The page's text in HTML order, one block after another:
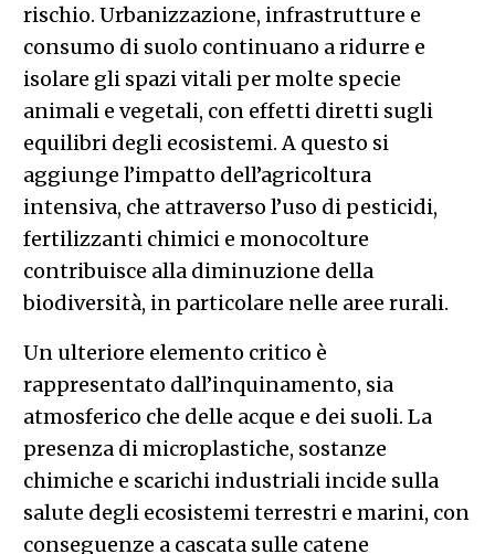
rischio. Urbanizzazione, infrastrutture e
consumo di suolo continuano a ridurre e
isolare gli spazi vitali per molte specie
animali e vegetali, con effetti diretti sugli
equilibri degli ecosistemi. A questo si
aggiunge l’impatto dell’agricoltura
intensiva, che attraverso l’uso di pesticidi,
fertilizzanti chimici e monocolture
contribuisce alla diminuzione della
biodiversità, in particolare nelle aree rurali.
Un ulteriore elemento critico è
rappresentato dall’inquinamento, sia
atmosferico che delle acque e dei suoli. La
presenza di microplastiche, sostanze
chimiche e scarichi industriali incide sulla
salute degli ecosistemi terrestri e marini, con
conseguenze a cascata sulle catene